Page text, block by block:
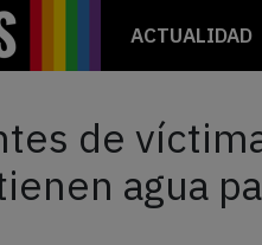
ACTUALIDAD
de
agua